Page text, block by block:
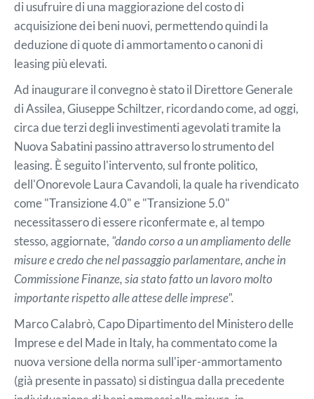
di usufruire di una maggiorazione del costo di
acquisizione dei beni nuovi, permettendo quindi la
deduzione di quote di ammortamento o canoni di
leasing più elevati.
Ad inaugurare il convegno è stato il Direttore Generale
di Assilea, Giuseppe Schiltzer, ricordando come, ad oggi,
circa due terzi degli investimenti agevolati tramite la
Nuova Sabatini passino attraverso lo strumento del
leasing. È seguito l'intervento, sul fronte politico,
dell'Onorevole Laura Cavandoli, la quale ha rivendicato
come "Transizione 4.0" e "Transizione 5.0"
necessitassero di essere riconfermate e, al tempo
stesso, aggiornate, "dando corso a un ampliamento delle
misure e credo che nel passaggio parlamentare, anche in
Commissione Finanze, sia stato fatto un lavoro molto
importante rispetto alle attese delle imprese".
Marco Calabrò, Capo Dipartimento del Ministero delle
Imprese e del Made in Italy, ha commentato come la
nuova versione della norma sull'iper-ammortamento
(già presente in passato) si distingua dalla precedente